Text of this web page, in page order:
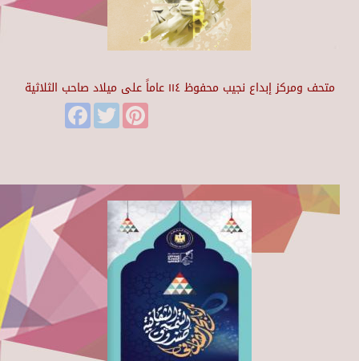
متحف ومركز إبداع نجيب محفوظ ١١٤ عاماً على ميلاد صاحب الثلاثية
FacebookTwitter